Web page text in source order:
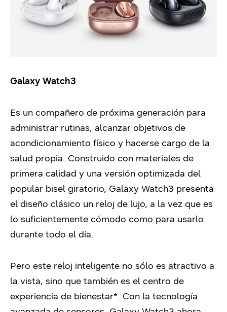
Galaxy Watch3
Es un compañero de próxima generación para
administrar rutinas, alcanzar objetivos de
acondicionamiento físico y hacerse cargo de la
salud propia. Construido con materiales de
primera calidad y una versión optimizada del
popular bisel giratorio, Galaxy Watch3 presenta
el diseño clásico un reloj de lujo, a la vez que es
lo suficientemente cómodo como para usarlo
durante todo el día.
Pero este reloj inteligente no sólo es atractivo a
la vista, sino que también es el centro de
experiencia de bienestar*. Con la tecnología